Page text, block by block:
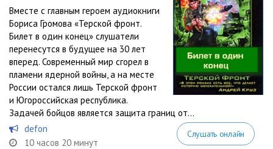
Вместе с главным героем аудиокниги
Бориса Громова «Терской фронт.
Билет в один конец» слушатели
перенесутся в будущее на 30 лет
вперед. Современный мир сгорел в
пламени ядерной войны, а на месте
России остался лишь Терской фронт
и Югороссийская республика.
Задачей бойцов является защита границ от...
defon
10 часов 20 минут
Слушать онлайн